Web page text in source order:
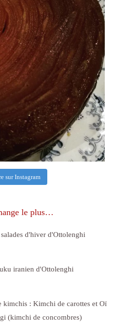
sur Instagram
le plus…
d'hiver d'Ottolenghi
iranien d'Ottolenghi
kimchis : Kimchi de carottes et Oï
(kimchi de concombres)